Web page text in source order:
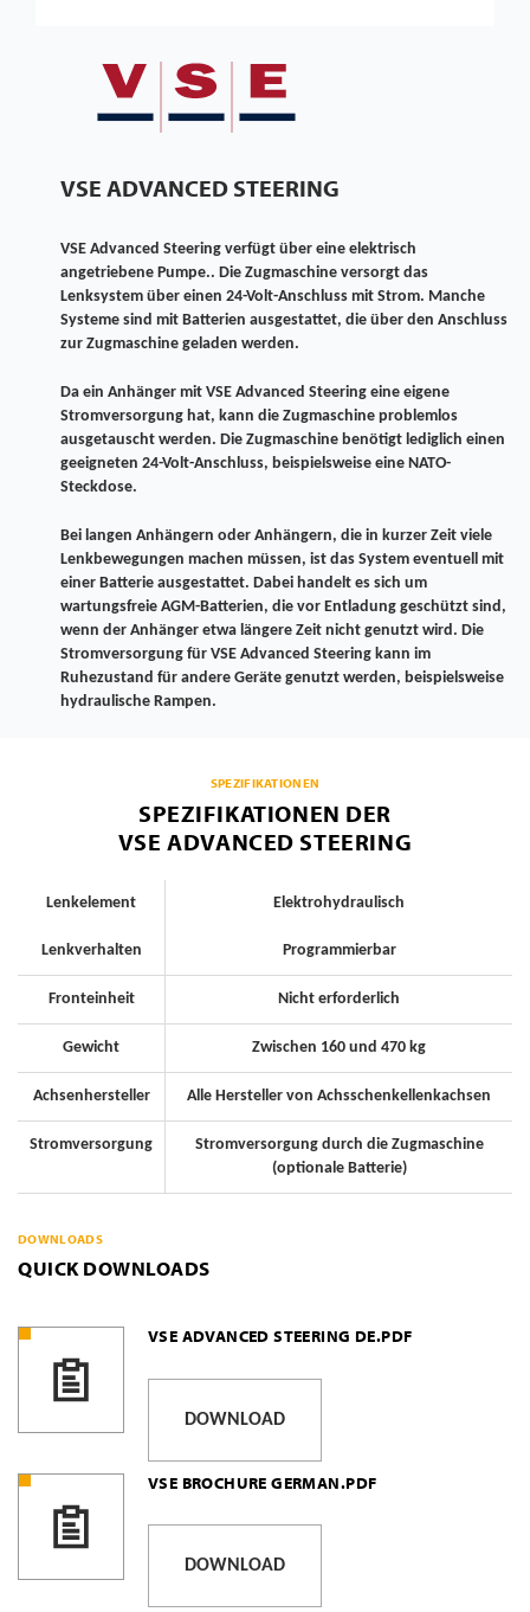
VSE ADVANCED STEERING
VSE Advanced Steering verfügt über eine elektrisch
angetriebene Pumpe.. Die Zugmaschine versorgt das
Lenksystem über einen 24-Volt-Anschluss mit Strom. Manche
Systeme sind mit Batterien ausgestattet, die über den Anschluss
zur Zugmaschine geladen werden.
Da ein Anhänger mit VSE Advanced Steering eine eigene
Stromversorgung hat, kann die Zugmaschine problemlos
ausgetauscht werden. Die Zugmaschine benötigt lediglich einen
geeigneten 24-Volt-Anschluss, beispielsweise eine NATO-
Steckdose.
Bei langen Anhängern oder Anhängern, die in kurzer Zeit viele
Lenkbewegungen machen müssen, ist das System eventuell mit
einer Batterie ausgestattet. Dabei handelt es sich um
wartungsfreie AGM-Batterien, die vor Entladung geschützt sind,
wenn der Anhänger etwa längere Zeit nicht genutzt wird. Die
Stromversorgung für VSE Advanced Steering kann im
Ruhezustand für andere Geräte genutzt werden, beispielsweise
hydraulische Rampen.
SPEZIFIKATIONEN
SPEZIFIKATIONEN DER
VSE ADVANCED STEERING
Lenkelement Elektrohydraulisch
Lenkverhalten Programmierbar
Fronteinheit Nicht erforderlich
Gewicht Zwischen 160 und 470 kg
Achsenhersteller Alle Hersteller von Achsschenkellenkachsen
Stromversorgung
Stromversorgung durch die Zugmaschine
(optionale Batterie)
DOWNLOADS
QUICK DOWNLOADS
VSE ADVANCED STEERING DE.PDF
DOWNLOAD
VSE BROCHURE GERMAN.PDF
DOWNLOAD